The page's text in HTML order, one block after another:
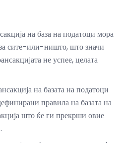
на база на податоци мора
сите-или-ништо, што значи
не успее, целата
на базата на податоци
правила на базата на
што ќе ги прекрши овие